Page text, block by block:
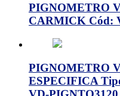
PIGNOMETRO
CARMICK Cód:
PIGNOMETRO
ESPECIFICA